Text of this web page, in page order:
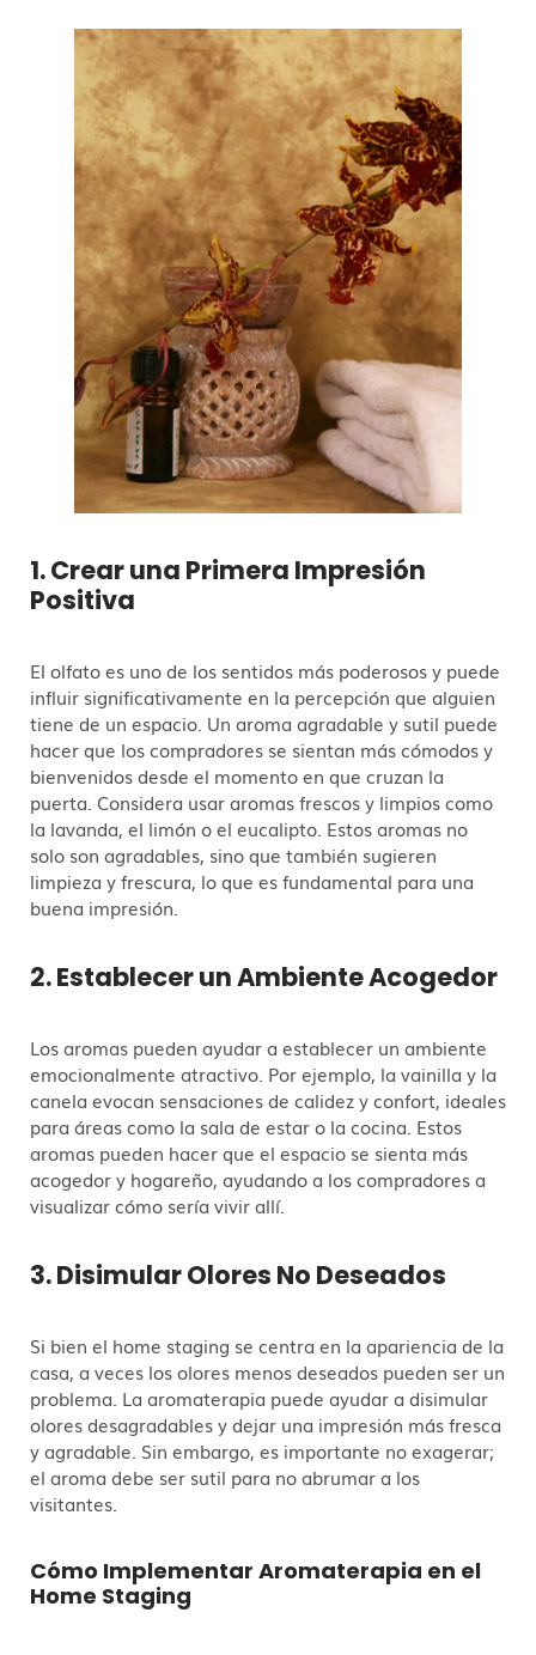
1. Crear una Primera Impresión
Positiva
El olfato es uno de los sentidos más poderosos y puede
influir significativamente en la percepción que alguien
tiene de un espacio. Un aroma agradable y sutil puede
hacer que los compradores se sientan más cómodos y
bienvenidos desde el momento en que cruzan la
puerta. Considera usar aromas frescos y limpios como
la lavanda, el limón o el eucalipto. Estos aromas no
solo son agradables, sino que también sugieren
limpieza y frescura, lo que es fundamental para una
buena impresión.
2. Establecer un Ambiente Acogedor
Los aromas pueden ayudar a establecer un ambiente
emocionalmente atractivo. Por ejemplo, la vainilla y la
canela evocan sensaciones de calidez y confort, ideales
para áreas como la sala de estar o la cocina. Estos
aromas pueden hacer que el espacio se sienta más
acogedor y hogareño, ayudando a los compradores a
visualizar cómo sería vivir allí.
3. Disimular Olores No Deseados
Si bien el home staging se centra en la apariencia de la
casa, a veces los olores menos deseados pueden ser un
problema. La aromaterapia puede ayudar a disimular
olores desagradables y dejar una impresión más fresca
y agradable. Sin embargo, es importante no exagerar;
el aroma debe ser sutil para no abrumar a los
visitantes.
Cómo Implementar Aromaterapia en el
Home Staging